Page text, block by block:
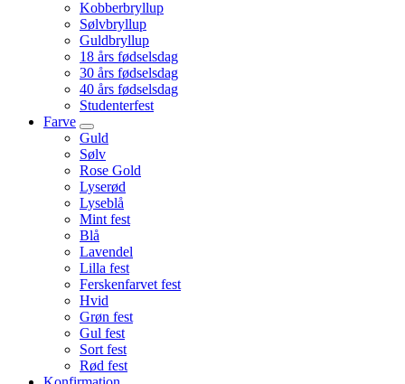
Kobberbryllup
Sølvbryllup
Guldbryllup
18 års fødselsdag
30 års fødselsdag
40 års fødselsdag
Studenterfest
Farve
Guld
Sølv
Rose Gold
Lyserød
Lyseblå
Mint fest
Blå
Lavendel
Lilla fest
Ferskenfarvet fest
Hvid
Grøn fest
Gul fest
Sort fest
Rød fest